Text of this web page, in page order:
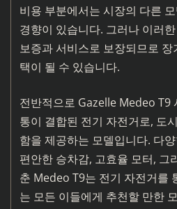
비용 부분에서는 시장의 다른
경향이 있습니다. 그러나 이러
보증과 서비스로 보장되므로
택이 될 수 있습니다.
전반적으로 Gazelle Medeo T9
통이 결합된 전기 자전거로, 도
함을 제공하는 모델입니다. 다
편안한 승차감, 고효율 모터, 그
춘 Medeo T9는 전기 자전거를
는 모든 이들에게 추천할 만한